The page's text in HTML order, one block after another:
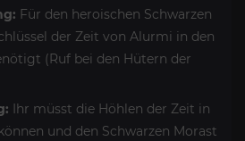
Für den heroischen Schwarzen
der Zeit von Alurmi in den
(Ruf bei den Hütern der
Ihr müsst die Höhlen der Zeit in
und den Schwarzen Morast